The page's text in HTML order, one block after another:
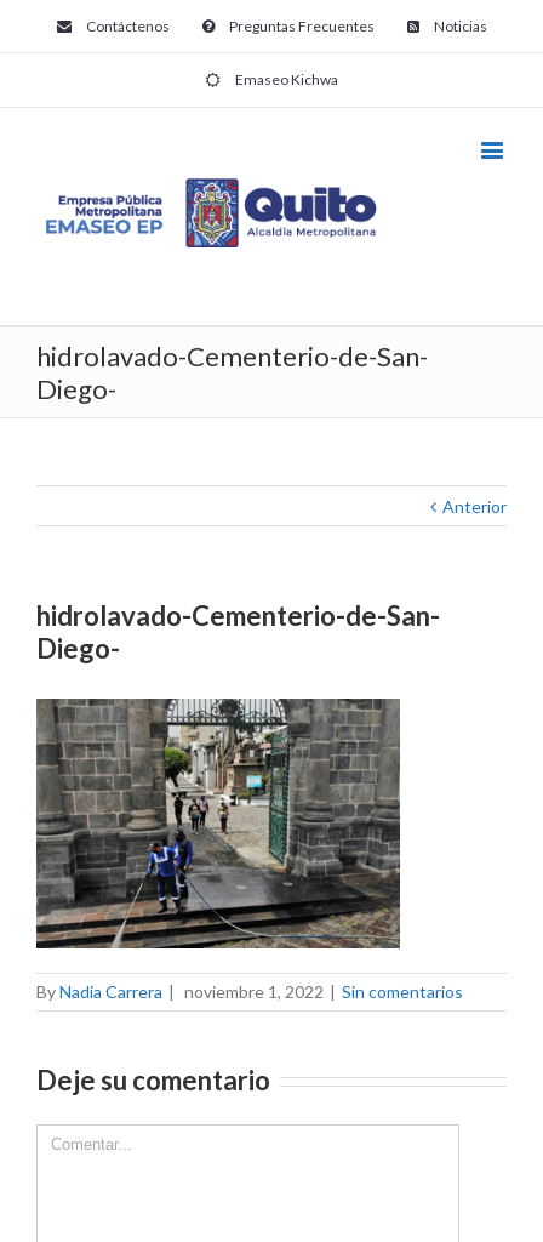
Contáctenos Preguntas Frecuentes Noticias
Emaseo Kichwa
hidrolavado-Cementerio-de-San-
Diego-
Anterior
hidrolavado-Cementerio-de-San-
Diego-
ByNadia Carrera | noviembre 1, 2022 | Sin comentarios
Deje su comentario
Comment